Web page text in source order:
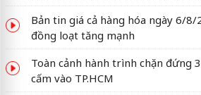
Bản tin giá cả hàng hóa ngày 6/8/
đồng loạt tăng mạnh
Toàn cảnh hành trình chặn đứng
cấm vào TP.HCM